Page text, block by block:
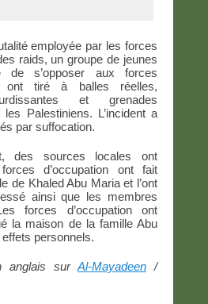
employée par les forces
raids, un groupe de jeunes
de s’opposer aux forces
ont tiré à balles réelles,
et grenades
Palestiniens. L’incident a
par suffocation.
des sources locales ont
d’occupation ont fait
de Khaled Abu Maria et l’ont
ainsi que les membres
forces d’occupation ont
la maison de la famille Abu
personnels.
anglais sur Al-Mayadeen /